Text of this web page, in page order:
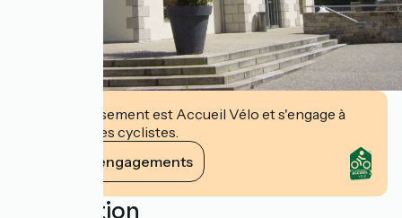
Cet établissement est Accueil Vélo et s'engage à
accueillir des cyclistes.
Voir ses engagements
Description